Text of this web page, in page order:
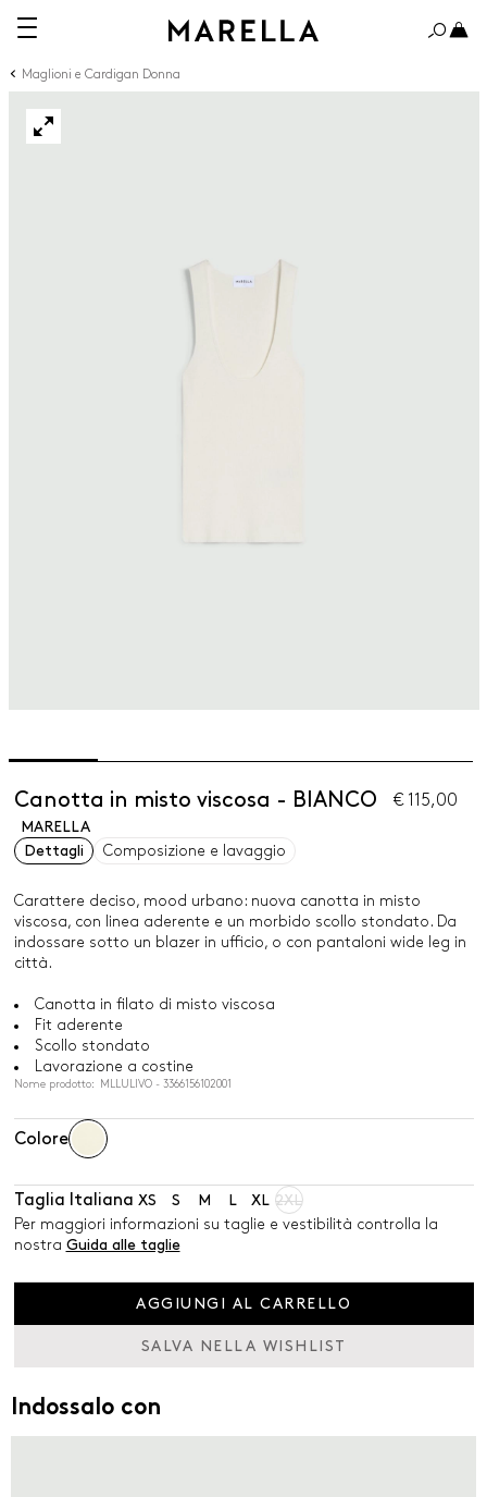
Maglioni e Cardigan Donna
Canotta in misto viscosa - BIANCO € 115,00
MARELLA
Dettagli
Composizione e lavaggio
Carattere deciso, mood urbano: nuova canotta in misto
viscosa, con linea aderente e un morbido scollo stondato. Da
indossare sotto un blazer in ufficio, o con pantaloni wide leg in
città.
Canotta in filato di misto viscosa
Fit aderente
Scollo stondato
Lavorazione a costine
Nome prodotto: MLLULIVO - 3366156102001
Colore
Taglia Italiana XS S M XL
2XL
Per maggiori informazioni su taglie e vestibilità controlla la
nostra Guida alle taglie
AGGIUNGI AL CARRELLO
SALVA NELLA WISHLIST
Indossalo con